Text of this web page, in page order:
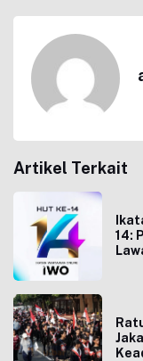
Artikel Terkait
14: